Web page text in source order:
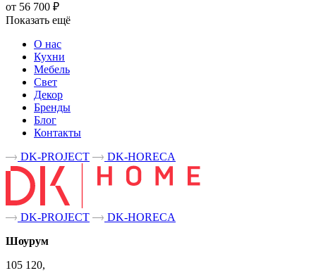
от 56 700 ₽
Показать ещё
О нас
Кухни
Мебель
Свет
Декор
Бренды
Блог
Контакты
DK-PROJECT
DK-HORECA
DK-PROJECT
DK-HORECA
Шоурум
105 120,